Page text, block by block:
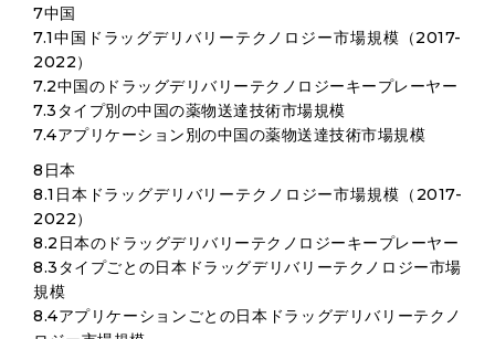
7中国
7.1中国ドラッグデリバリーテクノロジー市場規模（2017-
2022）
7.2中国のドラッグデリバリーテクノロジーキープレーヤー
7.3タイプ別の中国の薬物送達技術市場規模
7.4アプリケーション別の中国の薬物送達技術市場規模
8日本
8.1日本ドラッグデリバリーテクノロジー市場規模（2017-
2022）
8.2日本のドラッグデリバリーテクノロジーキープレーヤー
8.3タイプごとの日本ドラッグデリバリーテクノロジー市場
規模
8.4アプリケーションごとの日本ドラッグデリバリーテクノ